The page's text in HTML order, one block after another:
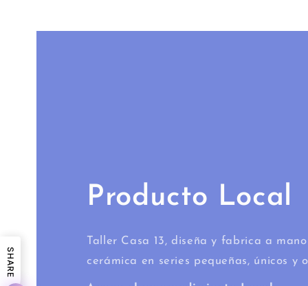
Producto Local
Taller Casa 13, diseña y fabrica a
cerámica en series pequeñas, únicos y
SHARE